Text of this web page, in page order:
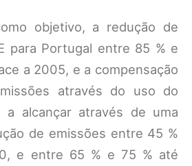
objetivo, a redução de
para Portugal entre 85 % e
a 2005, e a compensação
através do uso do
alcançar através de uma
de emissões entre 45 %
e entre 65 % e 75 % até